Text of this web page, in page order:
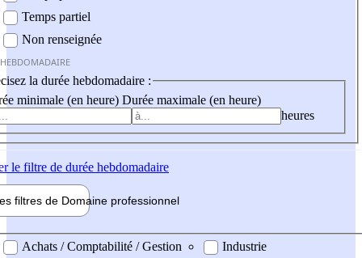
Temps partiel
Non renseignée
la durée hebdomadaire :
minimale (en heure) Durée maximale (en heure)
heures
le filtre de durée hebdomadaire
filtres de Domaine professionnel
professionel
Achats / Comptabilité / Gestion
Industrie